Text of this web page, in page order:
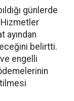
günlerde
Hizmetler
ayından
belirtti.
engelli